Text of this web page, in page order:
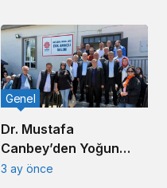
Dr. Mustafa
Canbey’den Yoğun
Saha Mesaisi: 1 Günde
Genel
3 ay önce